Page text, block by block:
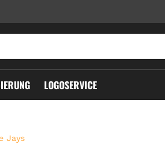
LOGOSERVICE
Jays